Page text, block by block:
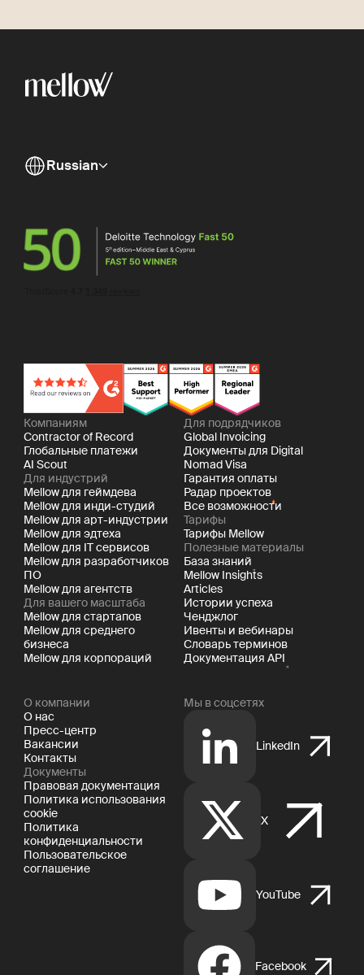
Russian
Компаниям
Contractor of Record
Глобальные платежи
AI Scout
Для индустрий
Mellow для геймдева
Mellow для инди-студий
Mellow для арт-индустрии
Mellow для эдтеха
Mellow для IT сервисов
Mellow для разработчиков
ПО
Mellow для агентств
Для вашего масштаба
Mellow для стартапов
Mellow для среднего
бизнеса
Mellow для корпораций
Для подрядчиков
Global Invoicing
Документы для Digital
Nomad Visa
Гарантия оплаты
Радар проектов
Все возможности
Тарифы
Тарифы Mellow
Полезные материалы
База знаний
Mellow Insights
Articles
Истории успеха
Ченджлог
Ивенты и вебинары
Словарь терминов
Документация API
О компании
О нас
Пресс-центр
Вакансии
Контакты
Документы
Правовая документация
Политика использования
cookie
Политика
конфиденциальности
Пользовательское
соглашение
Мы в соцсетях
LinkedIn
X
YouTube
Facebook